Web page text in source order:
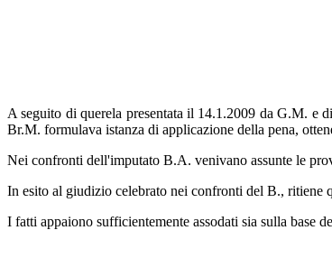
A seguito di querela presentata il 14.1.2009 da G.M.
Br.M. formulava istanza di applicazione della pena,
Nei confronti dell'imputato B.A. venivano assunte le
In esito al giudizio celebrato nei confronti del B., ritiene
I fatti appaiono sufficientemente assodati sia sulla base